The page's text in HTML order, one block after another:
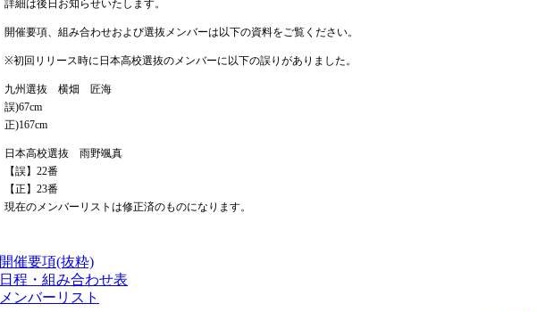
詳細は後日お知らせいたします。
開催要項、組み合わせおよび選抜メンバーは以下の資料をご覧ください。
※初回リリース時に日本高校選抜のメンバーに以下の誤りがありました。
九州選抜 横畑 匠海
誤)67cm
正)167cm
日本高校選抜 雨野颯真
【誤】22番
【正】23番
現在のメンバーリストは修正済のものになります。
開催要項(抜粋)
日程・組み合わせ表
メンバーリスト